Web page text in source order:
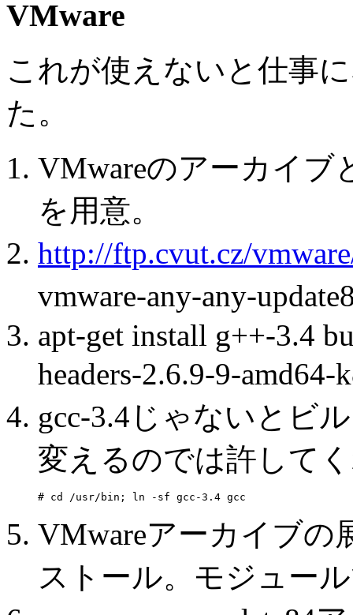
VMware
これが使えないと仕事
た。
VMwareのアーカイブ
を用意。
http://ftp.cvut.cz/
vmware-any-any-
apt-get install g++-3.4
headers-2.6.9-9-
gcc-3.4じゃないとビ
変えるのでは許して
VMwareアーカイブの
ストール。モジュー